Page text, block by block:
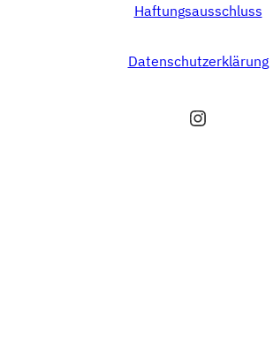
Haftungsausschluss
Datenschutzerklärung
Instagram